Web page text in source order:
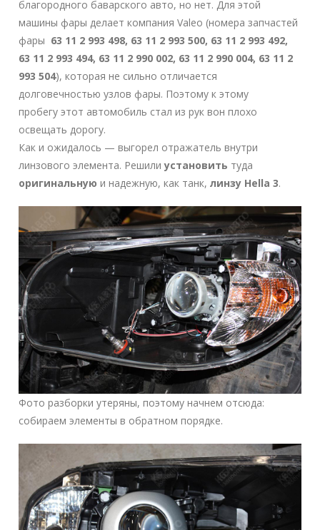
благородного баварского авто, но нет. Для этой
машины фары делает компания Valeo (номера запчастей
фары 63 11 2 993 498, 63 11 2 993 500, 63 11 2 993 492,
63 11 2 993 494, 63 11 2 990 002, 63 11 2 990 004, 63 11 2
993 504), которая не сильно отличается
долговечностью узлов фары. Поэтому к этому
пробегу этот автомобиль стал из рук вон плохо
освещать дорогу.
Как и ожидалось — выгорел отражатель внутри
линзового элемента. Решилиустановить туда
оригинальную и надежную, как танк, линзу Hella 3.
Фото разборки утеряны, поэтому начнем отсюда:
собираем элементы в обратном порядке.